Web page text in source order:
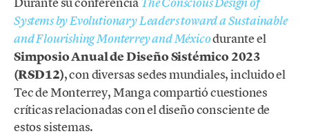
Systems by Evolutionary Leaders toward a Sustainable
and Flourishing Monterrey and Méxicodurante el
Simposio Anual de Diseño Sistémico 2023
(RSD12), con diversas sedes mundiales, incluido el
Tec de Monterrey, Manga compartió cuestiones
críticas relacionadas con el diseño consciente de
estos sistemas.